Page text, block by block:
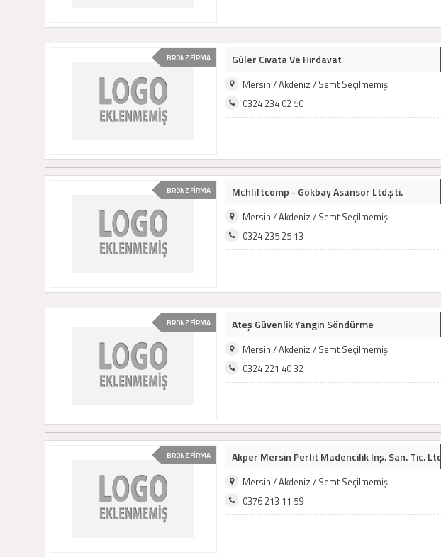
BRONZ FİRMA Güler Cıvata Ve Hırdavat
Mersin / Akdeniz / Semt Seçilmemiş
0324 234 02 50
BRONZ FİRMA Mchliftcomp - Gökbay Asansör Ltd.şti.
Mersin / Akdeniz / Semt Seçilmemiş
0324 235 25 13
BRONZ FİRMA Ateş Güvenlik Yangın Söndürme
Mersin / Akdeniz / Semt Seçilmemiş
0324 221 40 32
BRONZ FİRMA Akper Mersin Perlit Madencilik Inş. San. Tic. Ltd.
Mersin / Akdeniz / Semt Seçilmemiş
0376 213 11 59